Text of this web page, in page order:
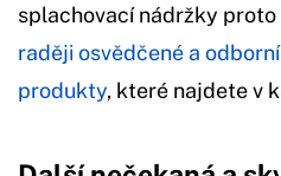
splachovací nádržky
raději osvědčené a
produkty, které najdete v